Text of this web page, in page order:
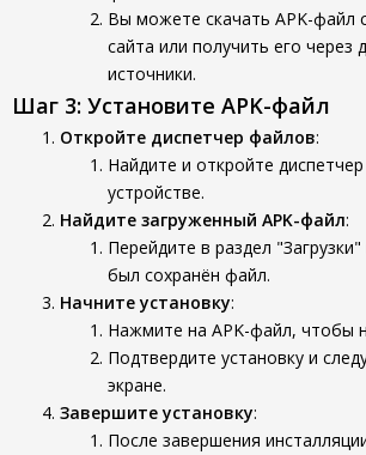
Вы можете скачать APK-файл
сайта или получить его через
источники.
Шаг 3: Установите APK-файл
Откройте диспетчер файлов:
Найдите и откройте
устройстве.
Найдите загруженный APK-файл:
Перейдите в раздел "Загрузки"
был сохранён файл.
Начните установку:
Нажмите на APK-файл, чтобы
Подтвердите установку и
экране.
Завершите установку:
После завершения